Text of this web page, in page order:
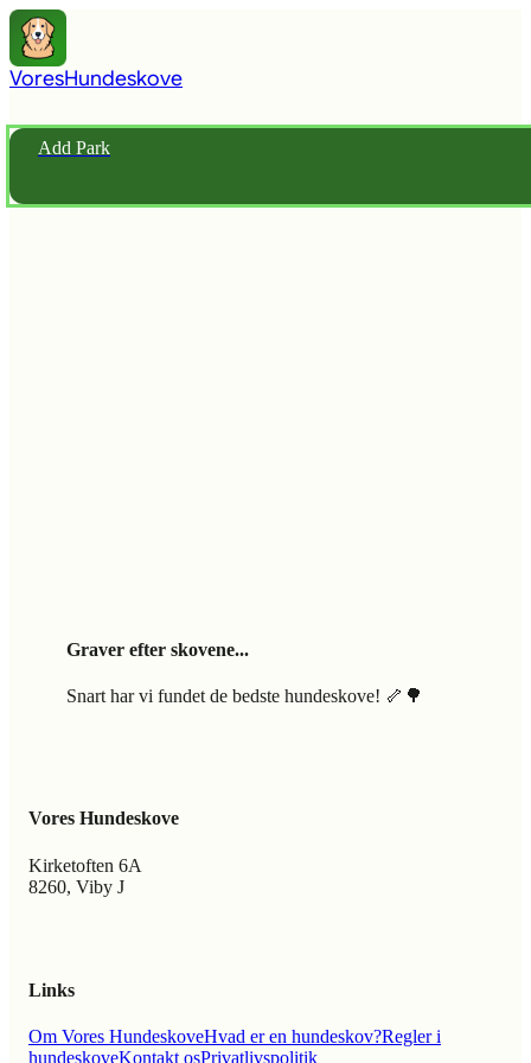
VoresHundeskove
Add Park
Graver efter skovene...
Snart har vi fundet de bedste hundeskove! 🦴🌳
Vores Hundeskove
Kirketoften 6A
8260, Viby J
Links
Om Vores HundeskoveHvad er en hundeskov?Regler i
hundeskoveKontakt osPrivatlivspolitik